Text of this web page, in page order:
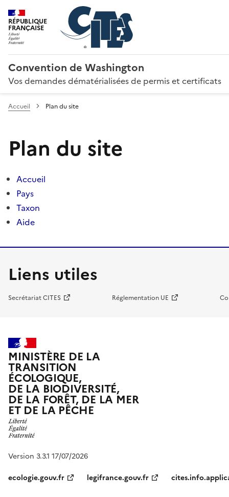
RÉPUBLIQUE
FRANÇAISE
Convention de Washington
Vos demandes dématérialisées de permis et certificats
Accueil Plan du site
Plan du site
Accueil
Pays
Taxon
Aide
Liens utiles
Secrétariat CITES Réglementation UE
MINISTÈRE DE LA
TRANSITION
ÉCOLOGIQUE,
DE LA BIODIVERSITÉ,
DE LA FORÊT, DE LA MER
ET DE LA PÊCHE
Version 3.3.1 17/07/2026
ecologie.gouv.fr
legifrance.gouv.fr